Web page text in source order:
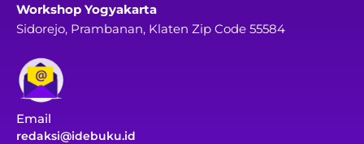
Workshop Yogyakarta
Sidorejo, Prambanan, Klaten Zip Code 55584
Email
redaksi@idebuku.id